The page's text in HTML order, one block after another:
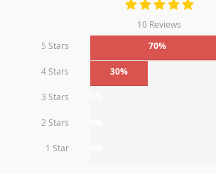
10 Reviews
5 Stars
70%
4 Stars 30%
3 Stars
2 Stars
1 Star